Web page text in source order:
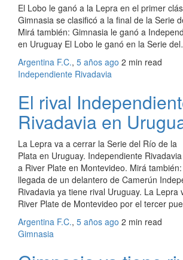
El Lobo le ganó a la Lepra en el primer
Gimnasia se clasificó a la final de la Serie
Mirá también: Gimnasia le ganó a
en Uruguay El Lobo le ganó en la Serie
Argentina F.C., 5 años ago 2 min read
Independiente Rivadavia
El rival
Rivadavia en
La Lepra va a cerrar la Serie del Río de la
Plata en Uruguay. Independiente
a River Plate en Montevideo. Mirá
llegada de un delantero de Camerún
Rivadavia ya tiene rival Uruguay. La Lepra
River Plate de Montevideo por el tercer
Argentina F.C., 5 años ago 2 min read
Gimnasia